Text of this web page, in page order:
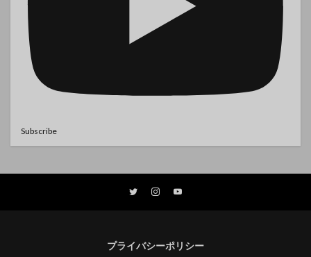
Subscribe
プライバシーポリシー